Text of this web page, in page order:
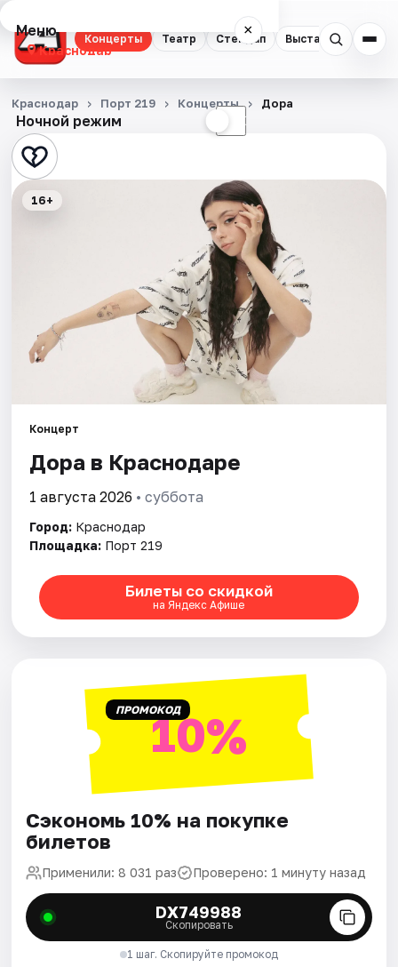
Концерты Театр Стендап Выставки
Меню ×
Краснодар
Концерты
Театр
Стендап
Спорт
Артисты
Ночной режим ☾
Краснодар Порт 219 Концерты Дора
16+
Концерт
Дора в Краснодаре
1 августа 2026 • суббота
Город: Краснодар
Площадка: Порт 219
Билеты со скидкой
на Яндекс Афише
ПРОМОКОД10%
Сэкономь 10% на покупке
билетов
Применили: 8 031 раз Проверено: 1 минуту назад
DX749988
Скопировать
1 шаг. Скопируйте промокод